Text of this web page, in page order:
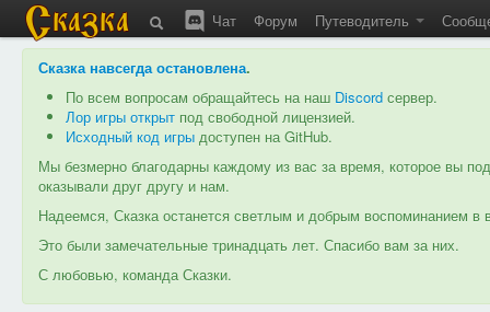
Чат Форум Путеводитель
Сказка навсегда остановлена.
По всем вопросам обращайтесь на наш Discord сервер.
Лор игры открыт под свободной лицензией.
Исходный код игры доступен на GitHub.
Мы безмерно благодарны каждому из вас за время, которое вы
оказывали друг другу и нам.
Надеемся, Сказка останется светлым и добрым воспоминанием
Это были замечательные тринадцать лет. Спасибо вам за них.
С любовью, команда Сказки.